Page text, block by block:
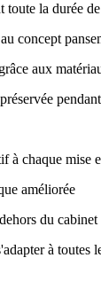
la durée
concept
aux
à chaque mise
améliorée
du cabinet
à toutes